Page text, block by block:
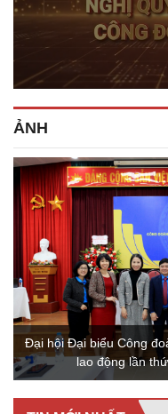
ẢNH
Đại hội Đại biểu Công
lao động lần